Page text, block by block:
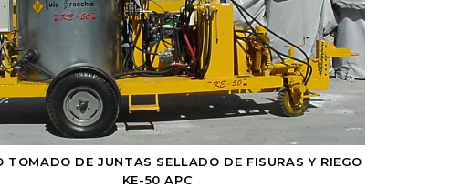
TOMADO DE JUNTAS SELLADO DE FISURAS Y RIEGO
KE-50 APC